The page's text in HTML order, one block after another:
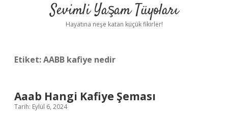
Yasal Uyarı
Sevimli Yaşam Tüyoları
Hayatına neşe katan küçük fikirler!
Etiket:AABB kafiye nedir
Aaab Hangi Kafiye Şeması
Tarih: Eylül 6, 2024